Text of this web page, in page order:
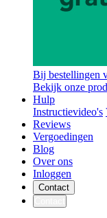
Bij bestellingen
Bekijk onze
Hulp
Instructievideo's
Reviews
Vergoedingen
Blog
Over ons
Inloggen
Contact